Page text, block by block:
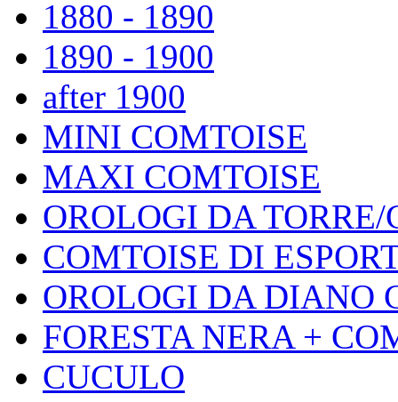
1880 - 1890
1890 - 1900
after 1900
MINI COMTOISE
MAXI COMTOISE
OROLOGI DA
COMTOISE DI
OROLOGI DA DIANO
FORESTA NERA +
CUCULO